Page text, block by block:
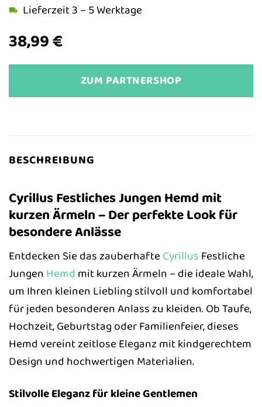
38,99€
Lieferzeit 3 – 5 Werktage
ZUM PARTNERSHOP
BESCHREIBUNG
Cyrillus Festliches Jungen Hemd mit
kurzen Ärmeln – Der perfekte Look für
besondere Anlässe
Entdecken Sie das zauberhafteCyrillus Festliche
Jungen Hemd mit kurzen Ärmeln – die ideale Wahl,
um Ihren kleinen Liebling stilvoll und komfortabel
für jeden besonderen Anlass zu kleiden. Ob Taufe,
Hochzeit, Geburtstag oder Familienfeier, dieses
Hemd vereint zeitlose Eleganz mit kindgerechtem
Design und hochwertigen Materialien.
Stilvolle Eleganz für kleine Gentlemen